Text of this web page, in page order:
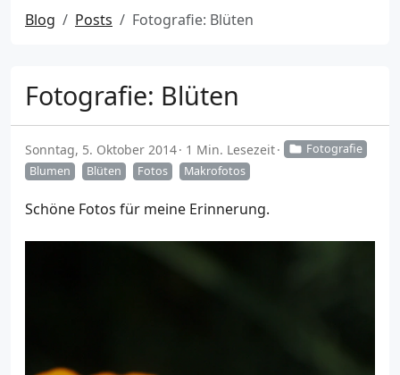
Blog Posts Fotografie: Blüten
Fotografie: Blüten
Sonntag, 5. Oktober 2014 1 Min. Lesezeit
Fotografie
Blumen
Blüten Fotos Makrofotos
Schöne Fotos für meine Erinnerung.